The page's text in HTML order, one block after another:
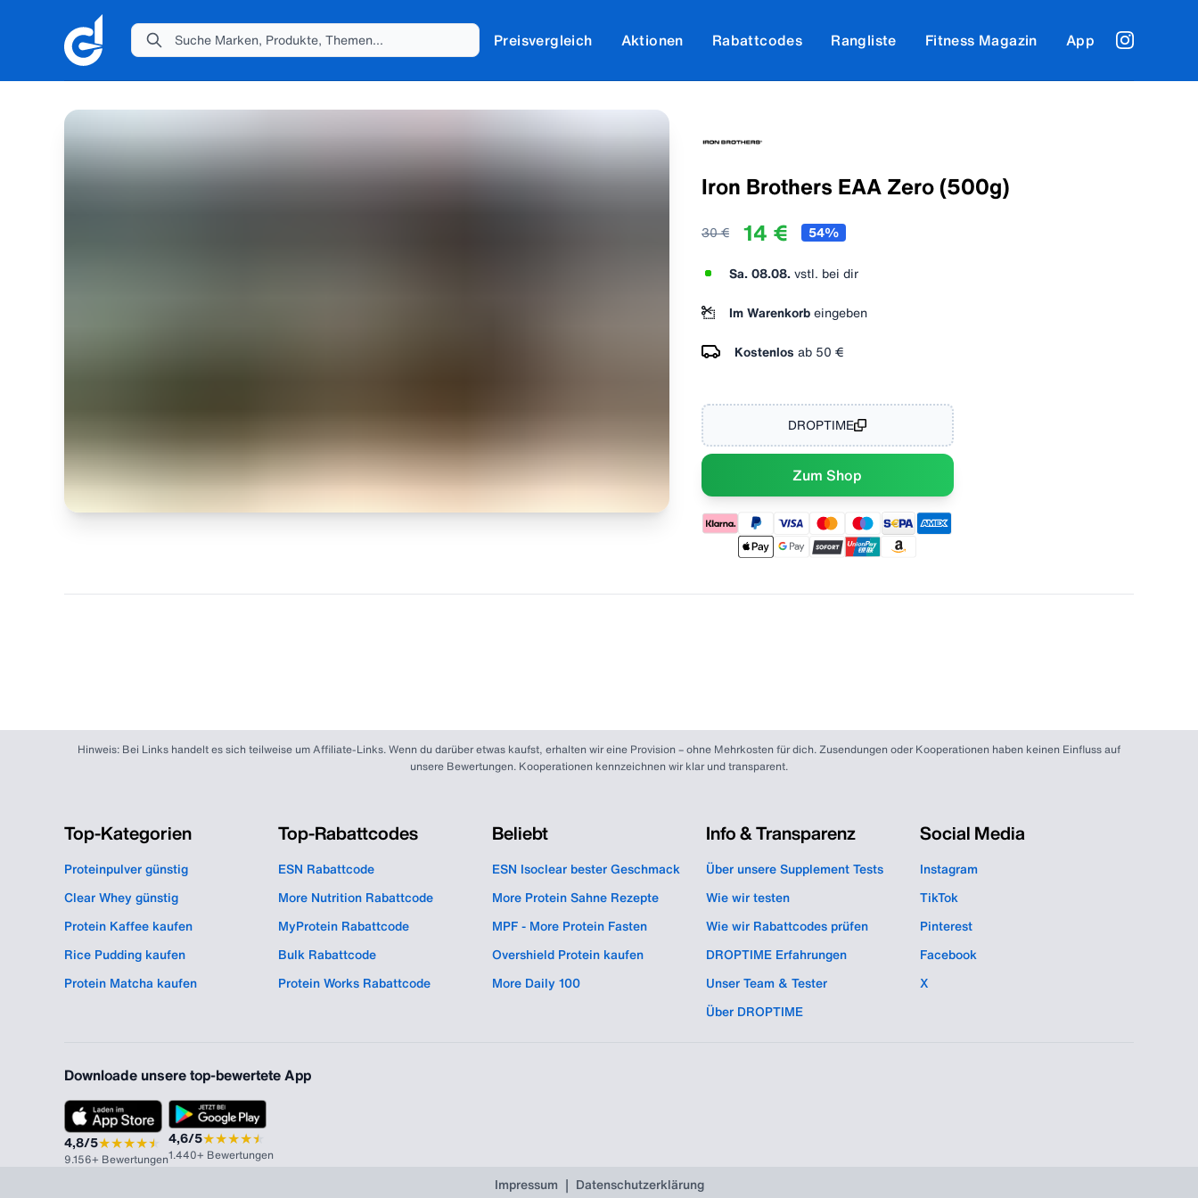
Suche Marken, Produkte, Themen... Preisvergleich Aktionen Rabattcodes Rangliste Fitness Magazin App
Iron Brothers EAA Zero (500g)
30 € 14 € 54%
Sa. 08.08. vstl. bei dir
Im Warenkorb eingeben
Kostenlos ab 50 €
DROPTIME
Zum Shop
Hinweis: Bei Links handelt es sich teilweise um Affiliate-Links. Wenn du darüber etwas kaufst, erhalten wir eine Provision – ohne Mehrkosten für dich. Zusendungen oder Kooperationen haben keinen Einfluss auf
unsere Bewertungen. Kooperationen kennzeichnen wir klar und transparent.
Top-Kategorien
Proteinpulver günstig
Clear Whey günstig
Protein Kaffee kaufen
Rice Pudding kaufen
Protein Matcha kaufen
Top-Rabattcodes
ESN Rabattcode
More Nutrition Rabattcode
MyProtein Rabattcode
Bulk Rabattcode
Protein Works Rabattcode
Beliebt
ESN Isoclear bester Geschmack
More Protein Sahne Rezepte
MPF - More Protein Fasten
Overshield Protein kaufen
More Daily 100
Info & Transparenz
Über unsere Supplement Tests
Wie wir testen
Wie wir Rabattcodes prüfen
DROPTIME Erfahrungen
Unser Team & Tester
Über DROPTIME
Social Media
Instagram
TikTok
Pinterest
Facebook
X
Downloade unsere top-bewertete App
4,8/5★★★★★
★
9.156+ Bewertungen
4,6/5★★★★★
★
1.440+ Bewertungen
Impressum Datenschutzerklärung